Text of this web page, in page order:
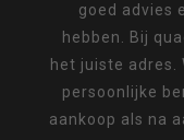
goed advies
hebben. Bij
het juiste adres.
persoonlijke
aankoop als na